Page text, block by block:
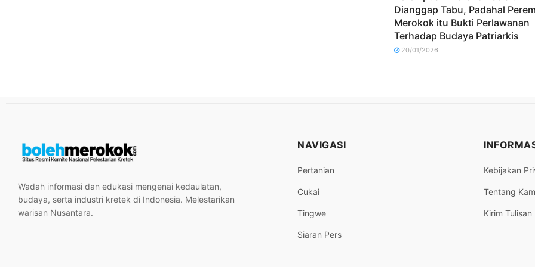
Dianggap Tabu, Padahal
Merokok itu Bukti Perlawanan
Terhadap Budaya Patriarkis
20/01/2026
Wadah informasi dan edukasi mengenai kedaulatan,
budaya, serta industri kretek di Indonesia. Melestarikan
warisan Nusantara.
NAVIGASI
Pertanian
Cukai
Tingwe
Siaran Pers
Kebijakan
Tentang
Kirim Tulisan